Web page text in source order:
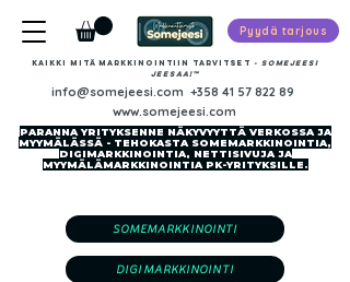
Kaikki mitä markkinointiin tarvitset -​ SOMEJEESI
JEESAA!™
info@somejeesi.com +358 41 57 822 89
www.somejeesi.com
PARANNA YRITYKSENNE NÄKYVYYTTÄ VERKOSSA JA
MYYMÄLÄSSÄ - TEHOKASTA SOMEMARKKINOINTIA,
DIGIMARKKINOINTIA, NETTISIVUJA JA
MYYMÄLÄMARKKINOINTIA PK-YRITYKSILLE.
Pyydä tarjous
SOMEMARKKINOINTI
DIGIMARKKINOINTI